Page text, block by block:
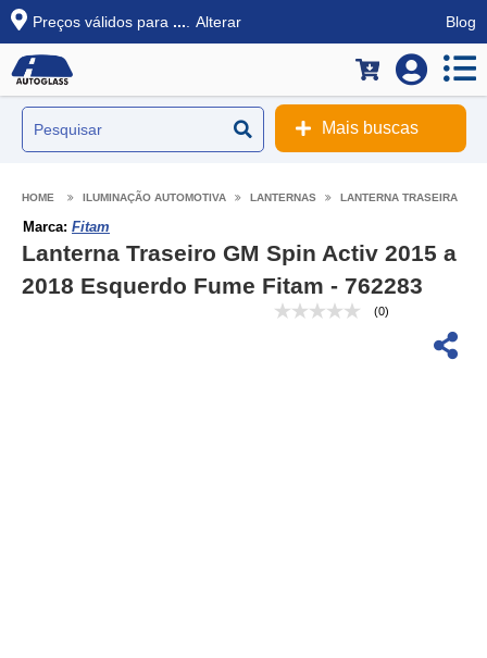
Preços válidos para ... Alterar Blog
Mais buscas
ILUMINAÇÃO AUTOMOTIVA LANTERNAS LANTERNA TRASEIRA
Marca: Fitam
Lanterna Traseiro GM Spin Activ 2015 a
2018 Esquerdo Fume Fitam - 762283
(0)